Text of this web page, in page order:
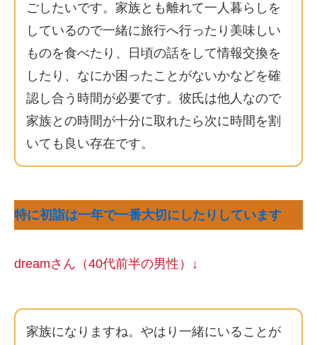
ごしたいです。家族とも離れて一人暮らしを
しているので一緒に旅行へ行ったり美味しい
ものを食べたり、日頃の話をして情報交換を
したり、なにか困ったことがないかなどを確
認し合う時間が必要です。彼氏は他人なので
家族との時間が十分に取れたら次に時間を割
いても良い存在です。
特に初詣は一年で一番大切にしたりしています
dreamさん（40代前半の男性）↓
家族になりますね。やはり一緒にいることが